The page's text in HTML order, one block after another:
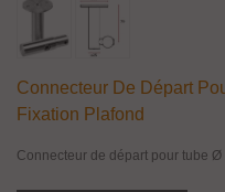
Connecteur De Départ
Fixation Plafond
Connecteur de départ pour tube Ø